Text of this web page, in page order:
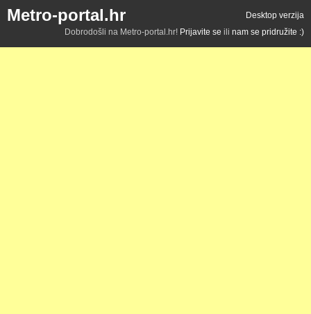
Metro-portal.hr
Desktop verzija
Dobrodošli na Metro-portal.hr! Prijavite se ili nam se pridružite :)